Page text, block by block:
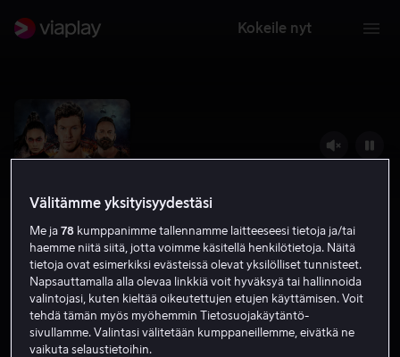
Kokeile nyt
Sniper: Rogue Mission
4.7 Toiminta
Välitämme yksityisyydestäsi
Me ja78 kumppanimme tallennamme laitteeseesi tietoja ja/tai
haemme niitä siitä, jotta voimme käsitellä henkilötietoja. Näitä
tietoja ovat esimerkiksi evästeissä olevat yksilölliset tunnisteet.
Napsauttamalla alla olevaa linkkiä voit hyväksyä tai hallinnoida
valintojasi, kuten kieltää oikeutettujen etujen käyttämisen. Voit
tehdä tämän myös myöhemmin Tietosuojakäytäntö-
sivullamme. Valintasi välitetään kumppaneillemme, eivätkä ne
vaikuta selaustietoihin.